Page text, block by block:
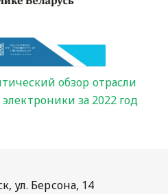
обзор отрасли
и за2022 год
ул. Берсона, 14